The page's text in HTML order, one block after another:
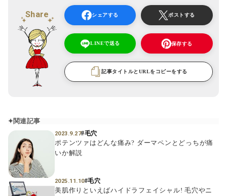
Share シェアする ポストする
LINEで送る 保存する
記事タイトルとURLをコピーをする
関連記事
2025.11.10#毛穴
美肌作りといえばハイドラフェイシャル! 毛穴やニ
2023.9.27#毛穴
ポテンツァはどんな痛み? ダーマペンとどっちが痛
いか解説